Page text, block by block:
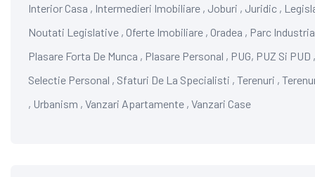
Interior Casa , Intermedieri Imobiliare , Joburi , Juridic ,
Noutati Legislative , Oferte Imobiliare , Oradea , Parc
Plasare Forta De Munca , Plasare Personal , PUG, PUZ Si PUD
Selectie Personal , Sfaturi De La Specialisti , Terenuri ,
, Urbanism , Vanzari Apartamente , Vanzari Case